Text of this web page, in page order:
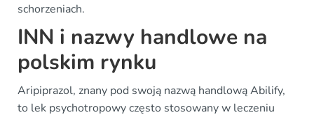
schorzeniach.
INN i nazwy handlowe na
polskim rynku
Aripiprazol, znany pod swoją nazwą handlową Abilify,
to lek psychotropowy często stosowany w leczeniu